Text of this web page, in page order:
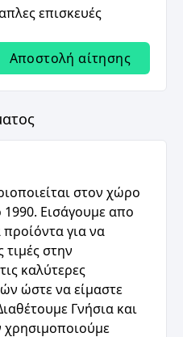
επισκευές
Αποστολή αίτησης
στον χώρο
Eισάγουμε απο
για να
τιμές στην
καλύτερες
ώστε να είμαστε
Γνήσια και